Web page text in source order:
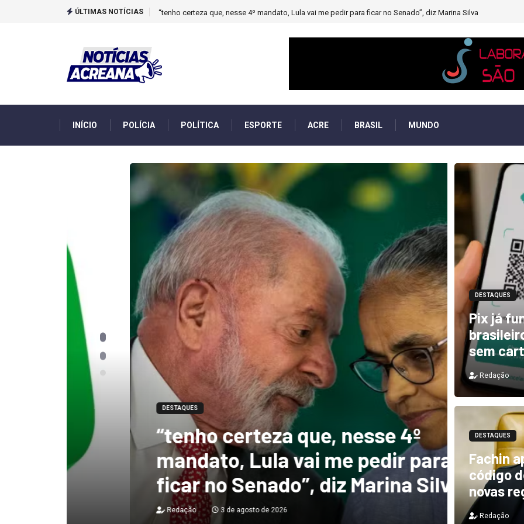
ÚLTIMAS NOTÍCIAS Novo boletim indica El Niño ‘muito forte’ diminuindo chuvas e provocando secas de rios
INÍCIO POLÍCIA POLÍTICA ESPORTE ACRE BRASIL MUNDO
“tenho certeza que, nesse 4º
mandato, Lula vai me pedir para
ficar no Senado”, diz Marina Silva
3 de agosto de 2026
DESTAQUES
DESTAQUES
Pix já
sem
Redação
DESTAQUES
Fachin
código
novas
Redação